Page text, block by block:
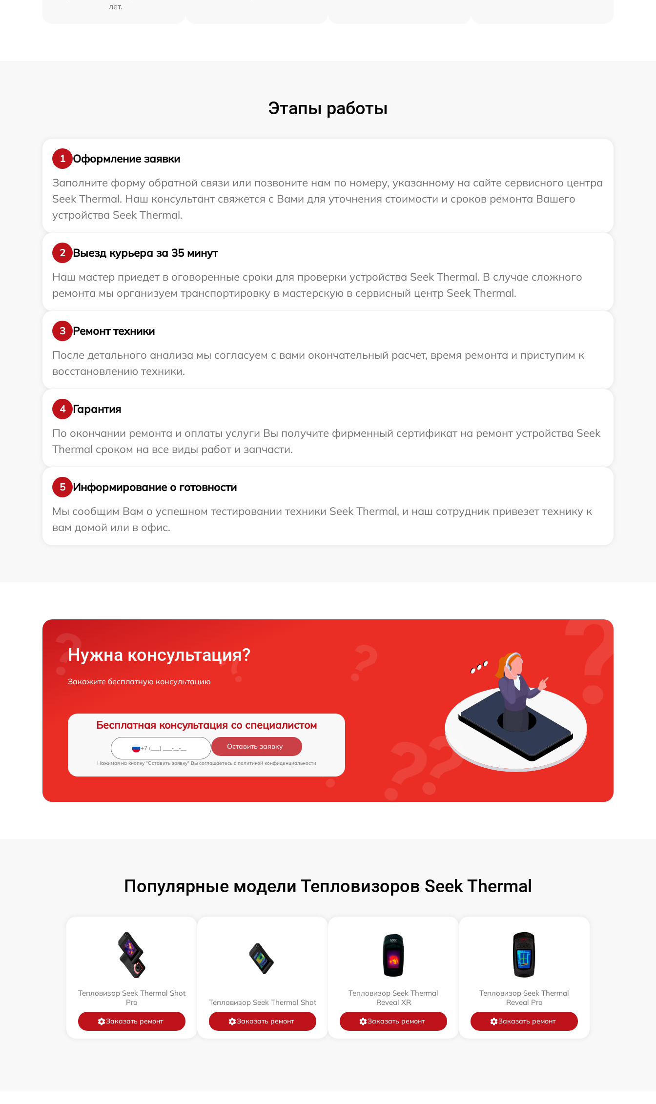
лет.
Этапы работы
1
Оформление заявки
Заполните форму обратной связи или позвоните нам по номеру, указанному на сайте сервисного центра
Seek Thermal. Наш консультант свяжется с Вами для уточнения стоимости и сроков ремонта Вашего
устройства Seek Thermal.
2
Выезд курьера за 35 минут
Наш мастер приедет в оговоренные сроки для проверки устройства Seek Thermal. В случае сложного
ремонта мы организуем транспортировку в мастерскую в сервисный центр Seek Thermal.
3
Ремонт техники
После детального анализа мы согласуем с вами окончательный расчет, время ремонта и приступим к
восстановлению техники.
4
Гарантия
По окончании ремонта и оплаты услуги Вы получите фирменный сертификат на ремонт устройства Seek
Thermal сроком на все виды работ и запчасти.
5
Информирование о готовности
Мы сообщим Вам о успешном тестировании техники Seek Thermal, и наш сотрудник привезет технику к
вам домой или в офис.
Нужна консультация?
Закажите бесплатную консультацию
Бесплатная консультация со специалистом
Оставить заявку
Нажимая на кнопку "Оставить заявку" Вы соглашаетесь c политикой конфиденциальности
Популярные модели Тепловизоров Seek Thermal
Тепловизор Seek Thermal Shot
Pro
Заказать ремонт
Тепловизор Seek Thermal Shot
Заказать ремонт
Тепловизор Seek Thermal
Reveal XR
Заказать ремонт
Тепловизор Seek Thermal
Reveal Pro
Заказать ремонт